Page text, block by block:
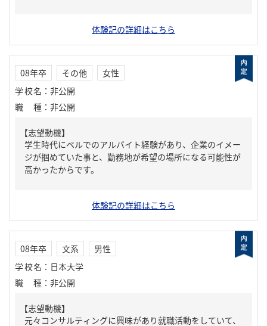
体験記の詳細はこちら
08年卒 その他
女性
学校名 ： 非公開
職種 ： 非公開
【志望動機】
学生時代にベルでのアルバイト経験があり、企業のイメー
ジが掴めていた事と、勤務地が希望の場所になる可能性が
高かったからです。
体験記の詳細はこちら
08年卒 文系
男性
学校名 ： 日本大学
職種 ： 非公開
【志望動機】
元々コンサルティングに興味があり就職活動をしていて、